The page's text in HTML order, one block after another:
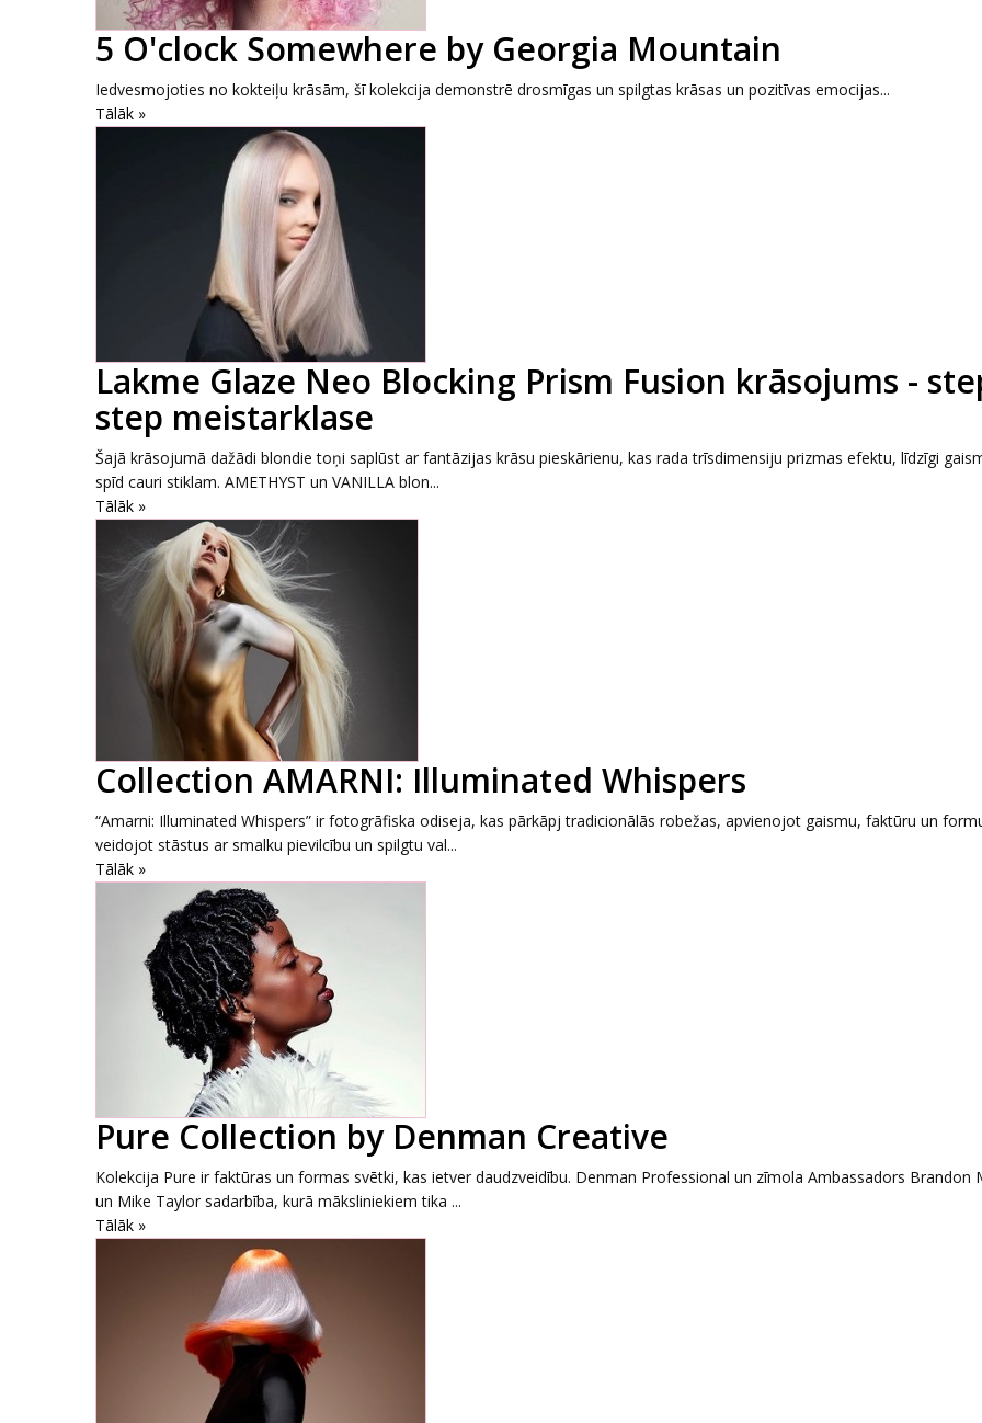
5 O'clock Somewhere by Georgia Mountain
Iedvesmojoties no kokteiļu krāsām, šī kolekcija demonstrē drosmīgas un spilgtas krāsas un pozitīvas emocijas...
Tālāk »
Lakme Glaze Neo Blocking Prism Fusion krāsojums -
step meistarklase
Šajā krāsojumā dažādi blondie toņi saplūst ar fantāzijas krāsu pieskārienu, kas rada trīsdimensiju prizmas efektu, līdzīgi
spīd cauri stiklam. AMETHYST un VANILLA blon...
Tālāk »
Collection AMARNI: Illuminated Whispers
“Amarni: Illuminated Whispers” ir fotogrāfiska odiseja, kas pārkāpj tradicionālās robežas, apvienojot gaismu, faktūru un
veidojot stāstus ar smalku pievilcību un spilgtu val...
Tālāk »
Pure Collection by Denman Creative
Kolekcija Pure ir faktūras un formas svētki, kas ietver daudzveidību. Denman Professional un zīmola Ambassadors Brandon
un Mike Taylor sadarbība, kurā māksliniekiem tika ...
Tālāk »